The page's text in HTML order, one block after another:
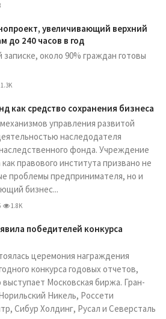
увеличивающий верхний
до 240 часов в год
около 90% граждан готовы
1.3K
как средство сохранения бизнеса
управления развитой
наследодателя
фонда. Учреждение
правового института призвано не
проблемы предпринимателя, но и
бизнес...
1.8K
победителей конкурса
церемония награждения
конкурса годовых отчетов,
выступает Московская биржа. Гран-
Никель, Россети
Сибур Холдинг, Русал и Северсталь